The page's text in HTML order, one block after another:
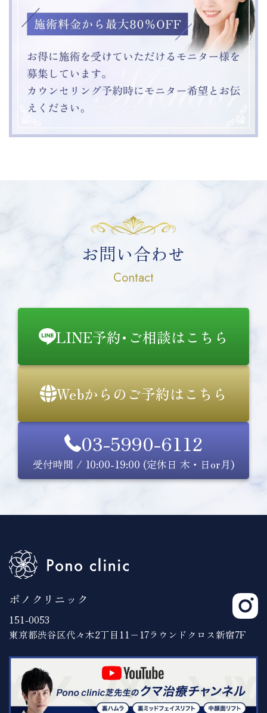
お問い合わせ
Contact
03-5990-6112
受付時間 / 10:00-19:00 (定休日 木・日or月)
Webからのご予約はこちら
LINE予約･ご相談はこちら
ポノクリニック
151-0053
東京都渋谷区代々木2丁目11−17ラウンドクロス新宿7F